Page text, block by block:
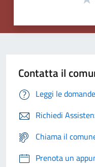
Contatta il
Leggi le
Richiedi
Chiama il
Prenota un